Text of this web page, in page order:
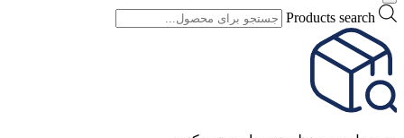
راهنمای خرید از اونیکس کالا
نحوه ثبت سفارش
رویه ارسال سفارش
شیوه های پرداخت
ما را در شبکه های اجتماعی دنبال کنید